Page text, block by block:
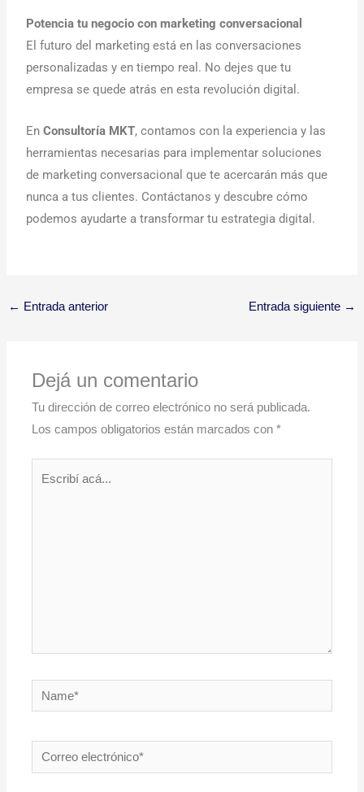
Potencia tu negocio con marketing conversacional
El futuro del marketing está en las conversaciones
personalizadas y en tiempo real. No dejes que tu
empresa se quede atrás en esta revolución digital.
EnConsultoría MKT, contamos con la experiencia y las
herramientas necesarias para implementar soluciones
de marketing conversacional que te acercarán más que
nunca a tus clientes. Contáctanos y descubre cómo
podemos ayudarte a transformar tu estrategia digital.
← Entrada anterior Entrada siguiente →
Dejá un comentario
Tu dirección de correo electrónico no será publicada.
Los campos obligatorios están marcados con*
Name*
Correo
electrónico*